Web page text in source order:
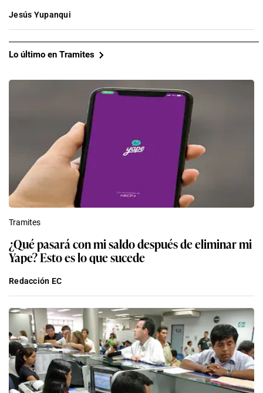
Jesús Yupanqui
Lo último en Tramites
Tramites
¿Qué pasará con mi saldo después de eliminar mi
Yape? Esto es lo que sucede
Redacción EC